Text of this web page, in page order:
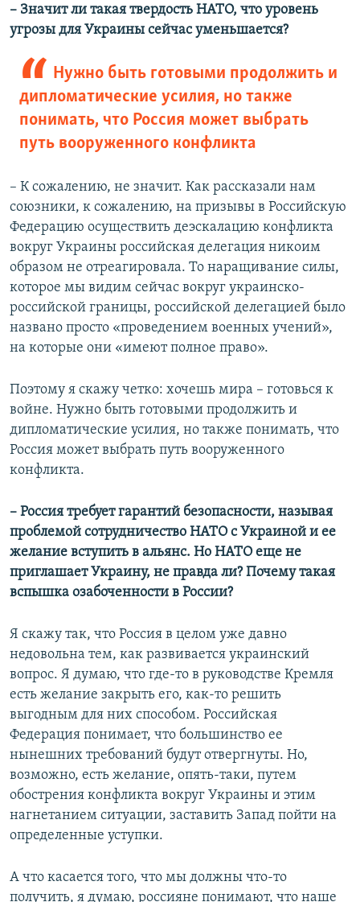
– Значит ли такая твердость НАТО, что уровень
угрозы для Украины сейчас уменьшается?
Нужно быть готовыми продолжить и
дипломатические усилия, но также
понимать, что Россия может выбрать
путь вооруженного конфликта
– К сожалению, не значит. Как рассказали нам
союзники, к сожалению, на призывы в Российскую
Федерацию осуществить деэскалацию конфликта
вокруг Украины российская делегация никоим
образом не отреагировала. То наращивание силы,
которое мы видим сейчас вокруг украинско-
российской границы, российской делегацией было
названо просто «проведением военных учений»,
на которые они «имеют полное право».
Поэтому я скажу четко: хочешь мира – готовься к
войне. Нужно быть готовыми продолжить и
дипломатические усилия, но также понимать, что
Россия может выбрать путь вооруженного
конфликта.
– Россия требует гарантий безопасности, называя
проблемой сотрудничество НАТО с Украиной и ее
желание вступить в альянс. Но НАТО еще не
приглашает Украину, не правда ли? Почему такая
вспышка озабоченности в России?
Я скажу так, что Россия в целом уже давно
недовольна тем, как развивается украинский
вопрос. Я думаю, что где-то в руководстве Кремля
есть желание закрыть его, как-то решить
выгодным для них способом. Российская
Федерация понимает, что большинство ее
нынешних требований будут отвергнуты. Но,
возможно, есть желание, опять-таки, путем
обострения конфликта вокруг Украины и этим
нагнетанием ситуации, заставить Запад пойти на
определенные уступки.
А что касается того, что мы должны что-то
получить, я думаю, россияне понимают, что наше